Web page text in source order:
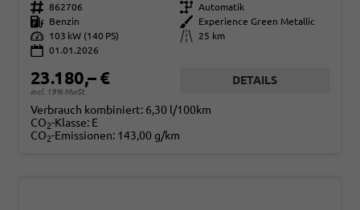
Fahrzeugnr. 862706 Getriebe Automatik
Kraftstoff
Benzin Außenfarbe
Experience Green Metallic
Leistung
103 kW (140 PS) Kilometerstand
25 km
01.01.2026
23.180,– €
incl. 19% MwSt.
DETAILS
Verbrauch kombiniert: 6,30 l/100km
CO2-Klasse: E
CO2-Emissionen: 143,00 g/km